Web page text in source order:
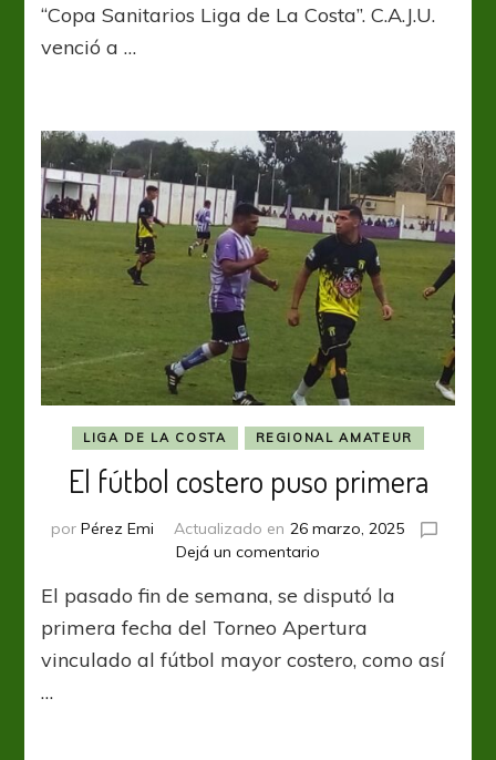
Bernardo
fútbol
costero
“Copa Sanitarios Liga de La Costa”. C.A.J.U.
venció a …
LIGA DE LA COSTA REGIONAL AMATEUR
El fútbol costero puso primera
por Pérez Emi Actualizado en 26 marzo, 2025
Dejá un comentario
fútbol
costero
primera
El pasado fin de semana, se disputó la
primera fecha del Torneo Apertura
vinculado al fútbol mayor costero, como así
…